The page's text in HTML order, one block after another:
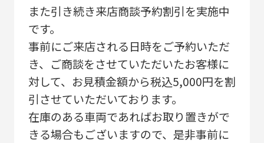
また引き続き来店商談予約割引を実施中
です。
事前にご来店される日時をご予約いただ
き、ご商談をさせていただいたお客様に
対して、お見積金額から税込5,000円を割
引させていただいております。
在庫のある車両であればお取り置きがで
きる場合もございますので、是非事前に